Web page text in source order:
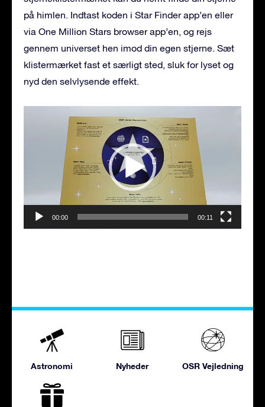
på himlen. Indtast koden i Star Finder app’en eller
via One Million Stars browser app’en, og rejs
gennem universet hen imod din egen stjerne. Sæt
klistermærket fast et særligt sted, sluk for lyset og
nyd den selvlysende effekt.
00:00 00:11
Astronomi Nyheder OSR Vejledning